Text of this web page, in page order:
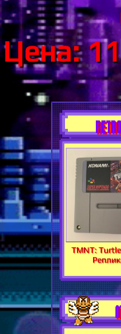
Цена:
TMNT: